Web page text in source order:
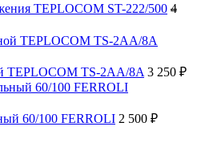
TEPLOCOM ST-222/500 4
TEPLOCOM TS-2AA/8A 3 250 ₽
60/100 FERROLI 2 500 ₽